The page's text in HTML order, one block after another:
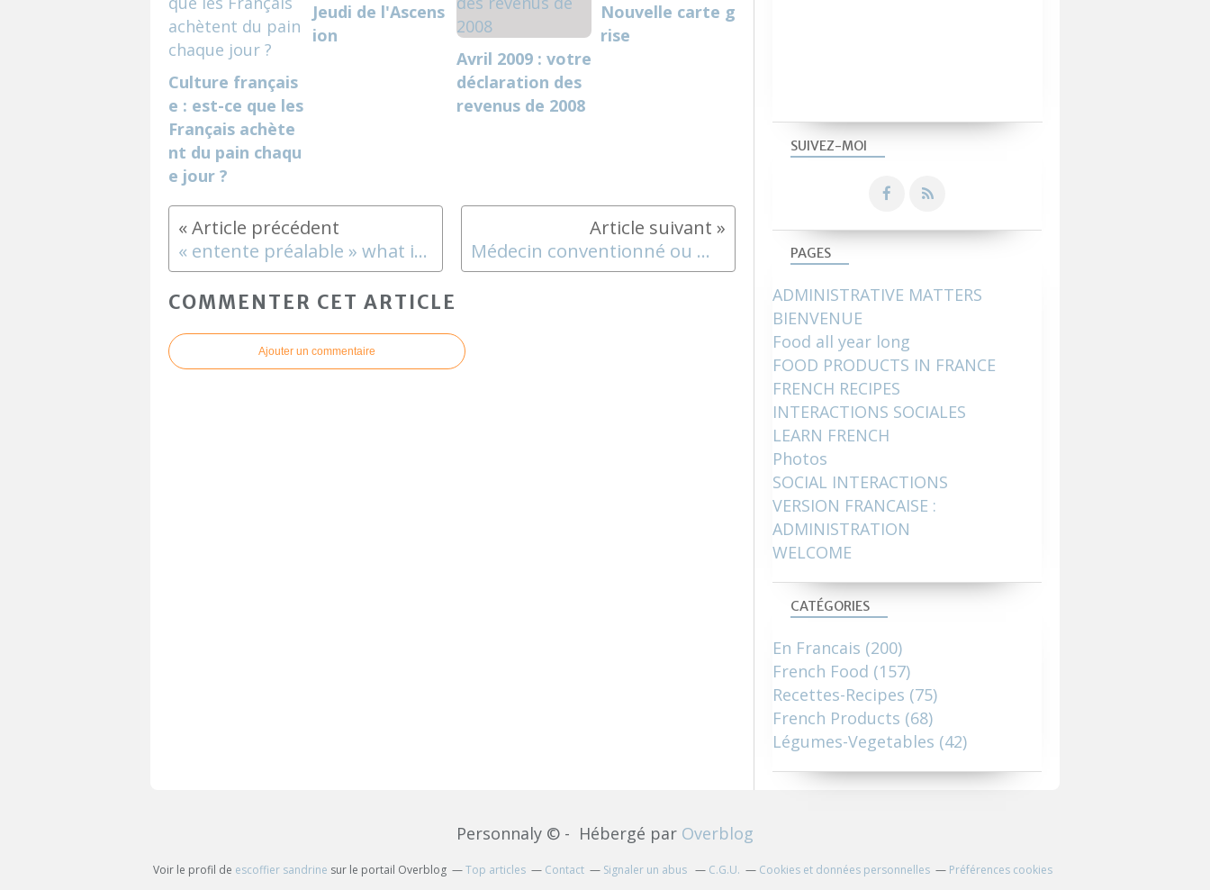
Culture français
e : est-ce que les
Français achète
nt du pain chaqu
e jour ?
Jeudi de l'Ascens
ion
Avril 2009 : votre
déclaration des
revenus de 2008
Nouvelle carte g
rise
« entente préalable » what is it ? Médecin conventionné ou médecin non conventionné ?
COMMENTER CET ARTICLE
Ajouter un commentaire
SUIVEZ-MOI
PAGES
ADMINISTRATIVE MATTERS
BIENVENUE
Food all year long
FOOD PRODUCTS IN FRANCE
FRENCH RECIPES
INTERACTIONS SOCIALES
LEARN FRENCH
Photos
SOCIAL INTERACTIONS
VERSION FRANCAISE :
ADMINISTRATION
WELCOME
CATÉGORIES
En Francais (200)
French Food (157)
Recettes-Recipes (75)
French Products (68)
Légumes-Vegetables (42)
Personnaly © - Hébergé par Overblog
Voir le profil de escoffier sandrine sur le portail Overblog Top articles Contact Signaler un abus C.G.U. Cookies et données personnelles Préférences cookies